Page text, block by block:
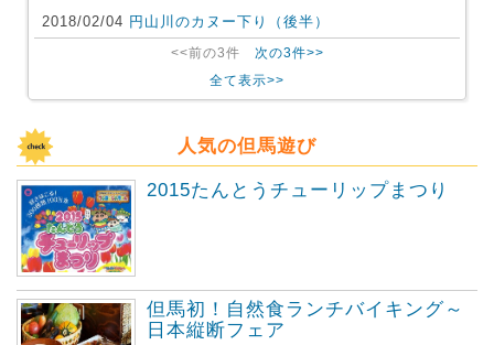
2018/02/04 円山川のカヌー下り（後半）
<<前の3件
次の3件>>
全て表示>>
人気の但馬遊び
2015たんとうチューリップまつり
但馬初！自然食ランチバイキング～
日本縦断フェア